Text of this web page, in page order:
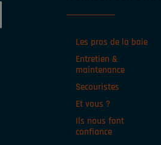
Les pros de la baie
Entretien &
maintenance
Secouristes
Et vous ?
Ils nous font
confiance